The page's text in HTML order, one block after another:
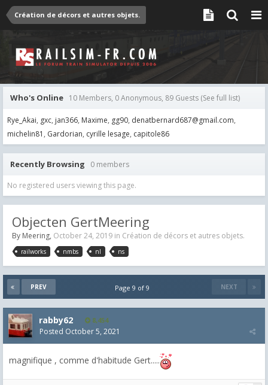
Création de décors et autres objets.
Who's Online 10 Members, 0 Anonymous, 89 Guests (See full list)
Rye_Akai gxc jan366 Maxime gg90 denatbernard687@gmail.com
michelin81 Gardorian cyrille lesage capitole86
Recently Browsing 0 members
No registered users viewing this page.
Objecten GertMeering
By Meering, October 24, 2019 in Création de décors et autres objets.
railworks nmbs nl ns
PREV NEXT
Page 9 of 9
rabby62 8,454
Posted October 5, 2021
magnifique , comme d'habitude Gert.....